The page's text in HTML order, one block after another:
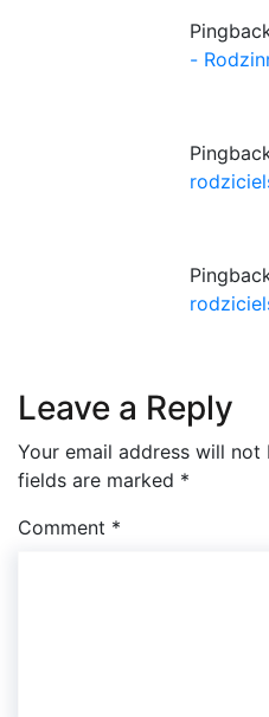
-
Leave a Reply
Your email address will not
fields are marked *
Comment *